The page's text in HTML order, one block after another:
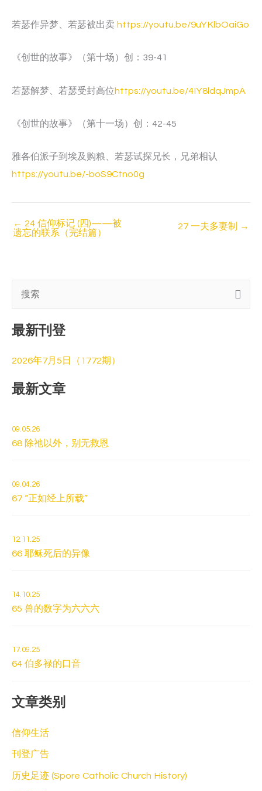
若瑟作异梦、若瑟被出卖 https://youtu.be/9uYKlbOaiGo
《创世的故事》（第十场）创：39-41
若瑟解梦、若瑟受封高位https://youtu.be/4IY8ldqJmpA
《创世的故事》（第十一场）创：42-45
雅各伯派子到埃及购粮、若瑟试探兄长，兄弟相认
https://youtu.be/-boS9Ctno0g
← 24 信仰标记 (四)——被
遗忘的联系（完结篇）
27 一夫多妻制 →
:最新刊登
2026年7月5日（1772期）
最新文章
09.05.26
68 除祂以外，别无救恩
09.04.26
67 “正如经上所载”
12.11.25
66 耶稣死后的异像
14.10.25
65 兽的数字为六六六
17.09.25
64 伯多禄的口音
文章类别
信仰生活
刊登广告
历史足迹 (Spore Catholic Church History)